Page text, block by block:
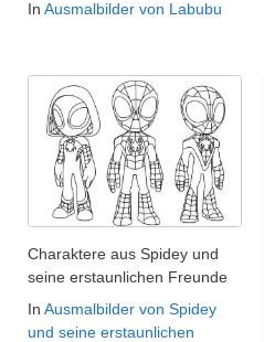
In Ausmalbilder von Labubu
Charaktere aus Spidey und
seine erstaunlichen Freunde
In Ausmalbilder von Spidey
und seine erstaunlichen